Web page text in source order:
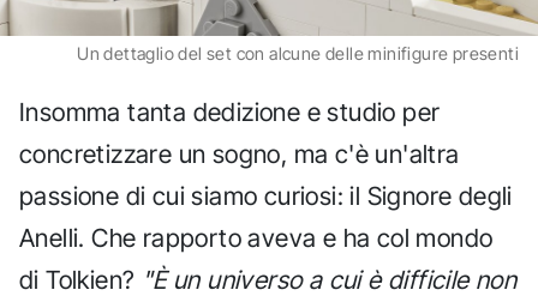
Un dettaglio del set con alcune delle minifigure presenti
Insomma tanta dedizione e studio per
concretizzare un sogno, ma c'è un'altra
passione di cui siamo curiosi: il Signore degli
Anelli. Che rapporto aveva e ha col mondo
di Tolkien? "È un universo a cui è difficile non